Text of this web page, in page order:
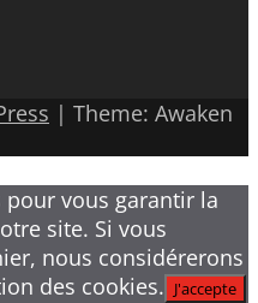
| Theme: Awaken
vous garantir la
site. Si vous
nous considérerons
des cookies. J'accepte